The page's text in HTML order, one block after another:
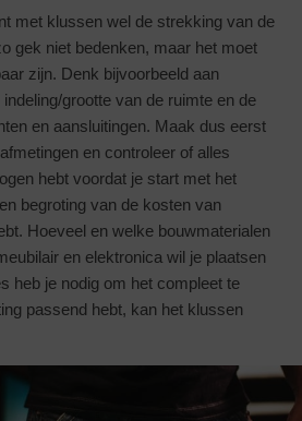
met klussen wel de strekking van de
gek niet bedenken, maar het moet
zijn. Denk bijvoorbeeld aan
grootte van de ruimte en de
en aansluitingen. Maak dus eerst
en controleer of alles
hebt voordat je start met het
begroting van de kosten van
Hoeveel en welke bouwmaterialen
en elektronica wil je plaatsen
heb je nodig om het compleet te
passend hebt, kan het klussen